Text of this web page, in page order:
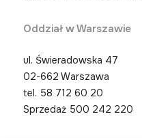
Oddział w Warszawie
ul. Świeradowska 47
02-662 Warszawa
tel. 58 712 60 20
Sprzedaż 500 242 220